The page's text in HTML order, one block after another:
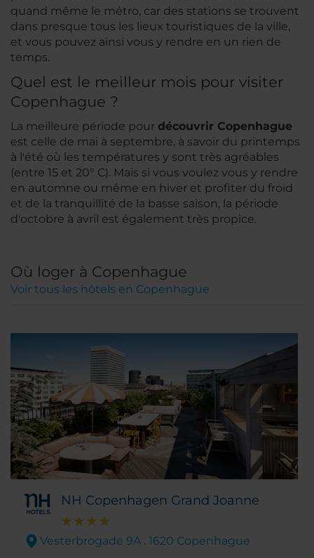
quand même le métro, car des stations se trouvent
dans presque tous les lieux touristiques de la ville,
et vous pouvez ainsi vous y rendre en un rien de
temps.
Quel est le meilleur mois pour visiter
Copenhague ?
La meilleure période pour découvrir Copenhague
est celle de mai à septembre, à savoir du printemps
à l'été où les températures y sont très agréables
(entre 15 et 20° C). Mais si vous voulez vous y rendre
en automne ou même en hiver et profiter du froid
et de la tranquillité de la basse saison, la période
d'octobre à avril est également très propice.
Où loger à Copenhague
Voir tous les hôtels en Copenhague
NH Copenhagen Grand Joanne
Vesterbrogade 9A . 1620 Copenhague